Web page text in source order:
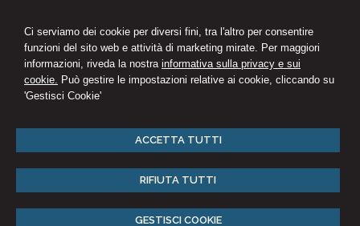
Ci serviamo dei cookie per diversi fini, tra l'altro per consentire
funzioni del sito web e attività di marketing mirate. Per maggiori
informazioni, riveda la nostra informativa sulla privacy e sui
cookie. Può gestire le impostazioni relative ai cookie, cliccando su
'Gestisci Cookie'
ACCETTA TUTTI
RIFIUTA TUTTI
GESTISCI COOKIE